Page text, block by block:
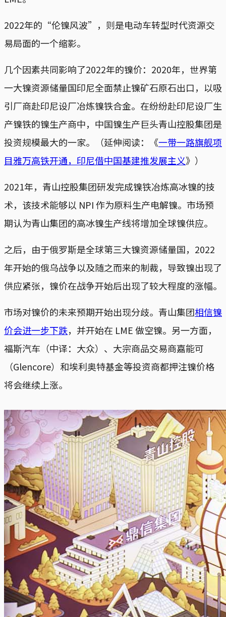
2022年的“伦镍风波”，则是电动车转型时代资源交
易局面的一个缩影。
几个因素共同影响了2022年的镍价：2020年，世界第
一大镍资源储量国印尼全面禁止镍矿石原石出口，以吸
引厂商赴印尼设厂冶炼镍铁合金。在纷纷赴印尼设厂生
产镍铁的镍生产商中，中国镍生产巨头青山控股集团是
投资规模最大的一家。（延伸阅读：《一带一路旗舰项
目雅万高铁开通，印尼借中国基建推发展主义》）
2021年，青山控股集团研发完成镍铁冶炼高冰镍的技
术，该技术能够以 NPI 作为原料生产电解镍。市场预
期认为青山集团的高冰镍生产线将增加全球镍供应。
之后，由于俄罗斯是全球第三大镍资源储量国，2022
年开始的俄乌战争以及随之而来的制裁，导致镍出现了
供应紧张，镍价在战争开始后出现了较大程度的涨幅。
市场对镍价的未来预期开始出现分歧。青山集团相信镍
价会进一步下跌，并开始在 LME 做空镍。另一方面，
福斯汽车（中译：大众）、大宗商品交易商嘉能可
（Glencore）和埃利奥特基金等投资商都押注镍价格
将会继续上涨。